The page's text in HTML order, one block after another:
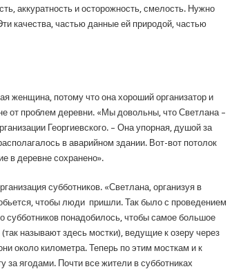
аккуратность и осторожность, смелость. Нужно
качества, частью данные ей природой, частью
женщина, потому что она хороший организатор и
от проблем деревни. «Мы довольны, что Светлана –
Георгиевского. – Она упорная, душой за
в аварийном здании. Вот-вот потолок
в деревне сохранено».
субботников. «Светлана, организуя в
чтобы люди пришли. Так было с проведением
субботников понадобилось, чтобы самое большое
называют здесь мостки), ведущие к озеру через
около километра. Теперь по этим мосткам и к
за ягодами. Почти все жители в субботниках